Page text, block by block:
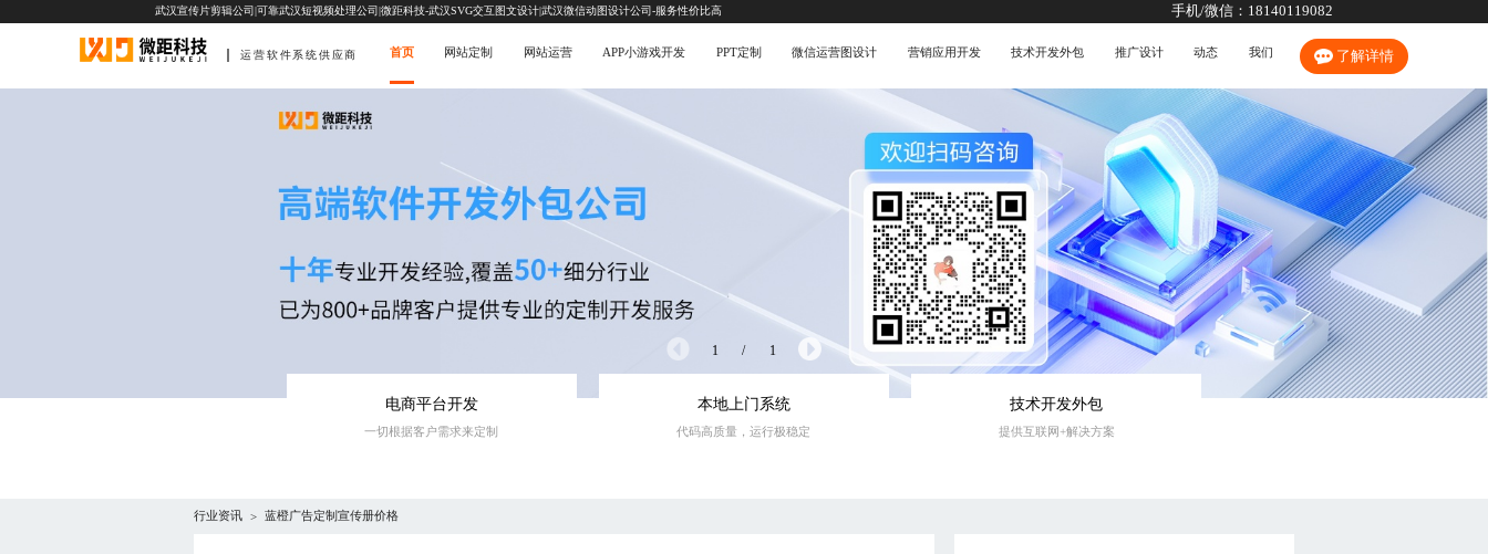
武汉宣传片剪辑公司|可靠武汉短视频处理公司|微距科技-武汉SVG交互图文设计|武汉微信动图设计公司-服务性价比高 手机/微信： 18140119082
运营软件系统供应商 首页 网站定制 网站运营 APP小游戏开发 PPT定制 微信运营图设计 营销应用开发 技术开发外包 推广设计 动态 我们 了解详情
1 / 1
电商平台开发
一切根据客户需求来定制
本地上门系统
代码高质量，运行极稳定
技术开发外包
提供互联网+解决方案
行业资讯 > 蓝橙广告定制宣传册价格